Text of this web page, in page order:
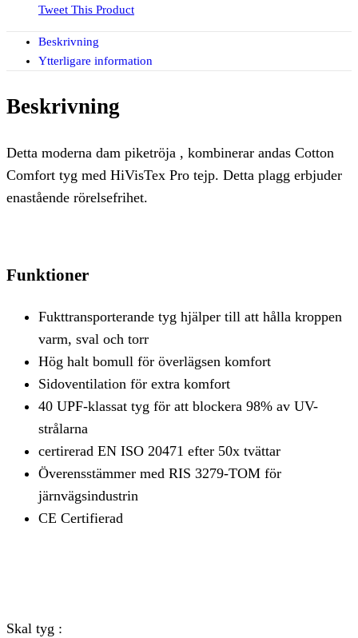
Tweet This Product
Beskrivning
Ytterligare information
Beskrivning
Detta moderna dam piketröja , kombinerar andas Cotton
Comfort tyg med HiVisTex Pro tejp. Detta plagg erbjuder
enastående rörelsefrihet.
Funktioner
Fukttransporterande tyg hjälper till att hålla kroppen
varm, sval och torr
Hög halt bomull för överlägsen komfort
Sidoventilation för extra komfort
40 UPF-klassat tyg för att blockera 98% av UV-
strålarna
certirerad EN ISO 20471 efter 50x tvättar
Överensstämmer med RIS 3279-TOM för
järnvägsindustrin
CE Certifierad
Skal tyg :